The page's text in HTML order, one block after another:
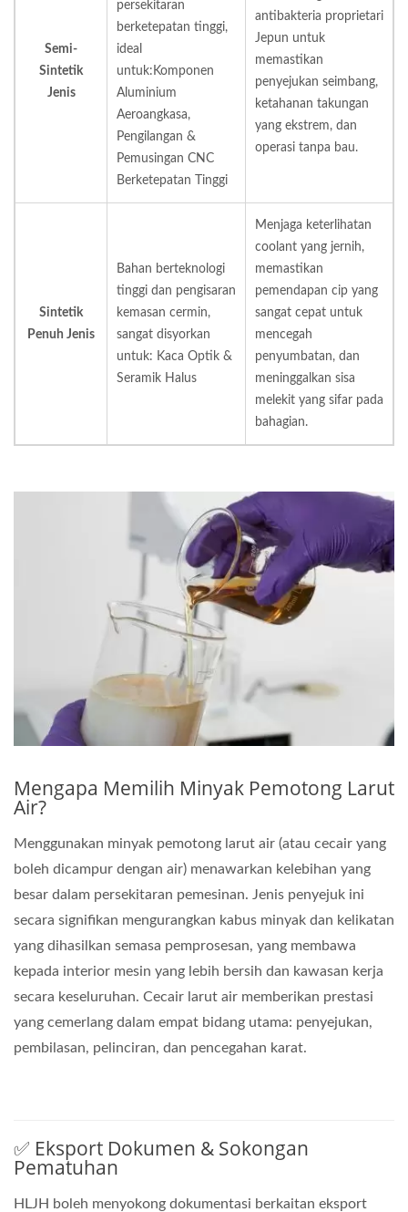
Semi-
Sintetik
Jenis
persekitaran
berketepatan tinggi,
ideal
untuk: Komponen
Aluminium
Aeroangkasa,
Pengilangan &
Pemusingan CNC
Berketepatan Tinggi
antibakteria proprietari
Jepun untuk
memastikan
penyejukan seimbang,
ketahanan takungan
yang ekstrem, dan
operasi tanpa bau.
Sintetik
Penuh Jenis
Bahan berteknologi
tinggi dan pengisaran
kemasan cermin,
sangat disyorkan
untuk: Kaca Optik &
Seramik Halus
Menjaga keterlihatan
coolant yang jernih,
memastikan
pemendapan cip yang
sangat cepat untuk
mencegah
penyumbatan, dan
meninggalkan sisa
melekit yang sifar pada
bahagian.
Mengapa Memilih Minyak Pemotong Larut
Air?
Menggunakan minyak pemotong larut air (atau cecair yang
boleh dicampur dengan air) menawarkan kelebihan yang
besar dalam persekitaran pemesinan. Jenis penyejuk ini
secara signifikan mengurangkan kabus minyak dan kelikatan
yang dihasilkan semasa pemprosesan, yang membawa
kepada interior mesin yang lebih bersih dan kawasan kerja
secara keseluruhan. Cecair larut air memberikan prestasi
yang cemerlang dalam empat bidang utama: penyejukan,
pembilasan, pelinciran, dan pencegahan karat.
✅ Eksport Dokumen & Sokongan
Pematuhan
HLJH boleh menyokong dokumentasi berkaitan eksport